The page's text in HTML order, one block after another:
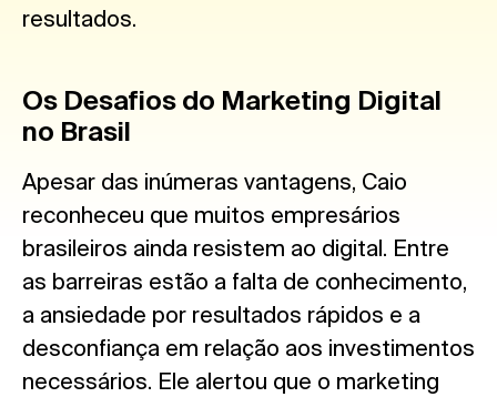
resultados.
Os Desafios do Marketing Digital
no Brasil
Apesar das inúmeras vantagens, Caio
reconheceu que muitos empresários
brasileiros ainda resistem ao digital. Entre
as barreiras estão a falta de conhecimento,
a ansiedade por resultados rápidos e a
desconfiança em relação aos investimentos
necessários. Ele alertou que o marketing